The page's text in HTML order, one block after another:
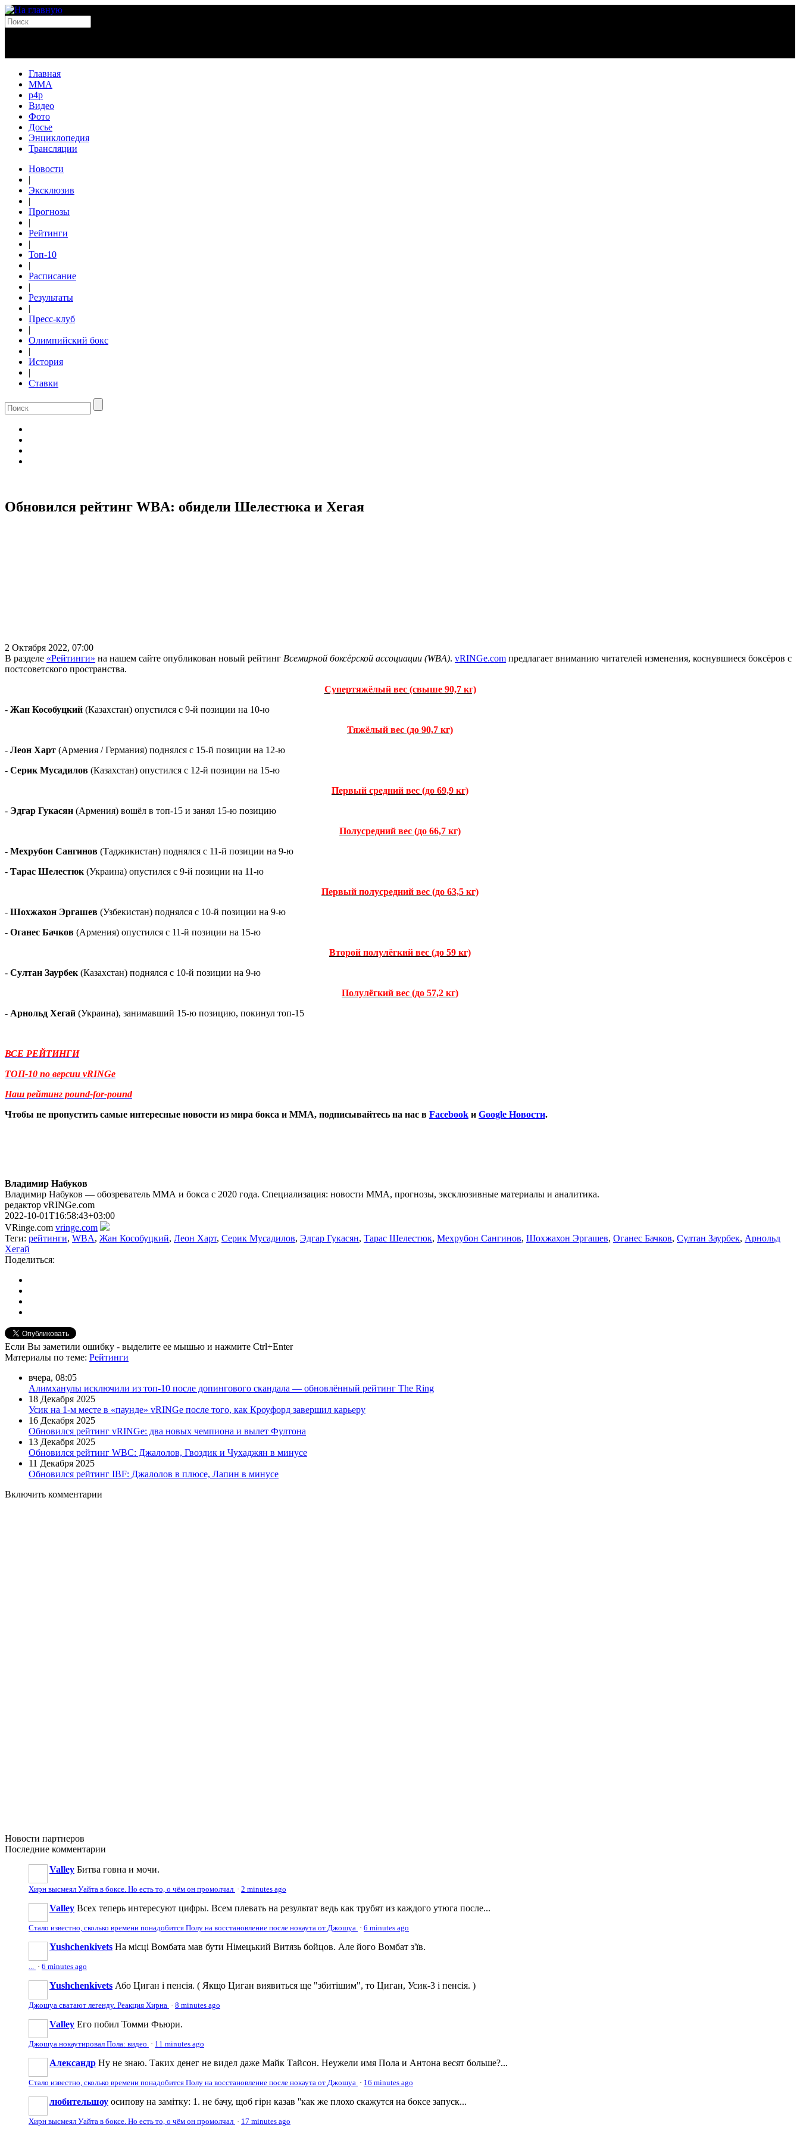
Главная
MMA
p4p
Видео
Фото
Досье
Энциклопедия
Трансляции
Новости
|
Эксклюзив
|
Прогнозы
|
Рейтинги
|
Топ-10
|
Расписание
|
Результаты
|
Пресс-клуб
|
Олимпийский бокс
|
История
|
Ставки
Обновился рейтинг WBA: обидели Шелестюка и Хегая
2 Октября 2022, 07:00
В разделе «Рейтинги» на нашем сайте опубликован новый рейтинг Всемирной боксёрской ассоциации (WBА). vRINGe.com предлагает вниманию читателей изменения, коснувшиеся боксёров с
постсоветского пространства.
Супертяжёлый вес (свыше 90,7 кг)
- Жан Кособуцкий (Казахстан) опустился с 9-й позиции на 10-ю
Тяжёлый вес (до 90,7 кг)
- Леон Харт (Армения / Германия) поднялся с 15-й позиции на 12-ю
- Серик Мусадилов (Казахстан) опустился с 12-й позиции на 15-ю
Первый средний вес (до 69,9 кг)
- Эдгар Гукасян (Армения) вошёл в топ-15 и занял 15-ю позицию
Полусредний вес (до 66,7 кг)
- Мехрубон Сангинов (Таджикистан) поднялся с 11-й позиции на 9-ю
- Тарас Шелестюк (Украина) опустился с 9-й позиции на 11-ю
Первый полусредний вес (до 63,5 кг)
- Шохжахон Эргашев (Узбекистан) поднялся с 10-й позиции на 9-ю
- Оганес Бачков (Армения) опустился с 11-й позиции на 15-ю
Второй полулёгкий вес (до 59 кг)
- Султан Заурбек (Казахстан) поднялся с 10-й позиции на 9-ю
Полулёгкий вес (до 57,2 кг)
- Арнольд Хегай (Украина), занимавший 15-ю позицию, покинул топ-15
ВСЕ РЕЙТИНГИ
ТОП-10 по версии vRINGe
Наш рейтинг pound-for-pound
Чтобы не пропустить самые интересные новости из мира бокса и ММА, подписывайтесь на нас в Facebook и Google Новости.
Владимир Набуков
Владимир Набуков — обозреватель ММА и бокса с 2020 года. Специализация: новости ММА, прогнозы, эксклюзивные материалы и аналитика.
редактор vRINGe.com
2022-10-01T16:58:43+03:00
VRinge.com vringe.com
Теги: рейтинги, WBA, Жан Кособуцкий, Леон Харт, Серик Мусадилов, Эдгар Гукасян, Тарас Шелестюк, Мехрубон Сангинов, Шохжахон Эргашев, Оганес Бачков, Султан Заурбек, Арнольд
Хегай
Поделиться:
Если Вы заметили ошибку - выделите ее мышью и нажмите Ctrl+Enter
Материалы по теме: Рейтинги
вчера, 08:05
Алимханулы исключили из топ-10 после допингового скандала — обновлённый рейтинг The Ring
18 Декабря 2025
Усик на 1-м месте в «паунде» vRINGe после того, как Кроуфорд завершил карьеру
16 Декабря 2025
Обновился рейтинг vRINGe: два новых чемпиона и вылет Фултона
13 Декабря 2025
Обновился рейтинг WBC: Джалолов, Гвоздик и Чухаджян в минусе
11 Декабря 2025
Обновился рейтинг IBF: Джалолов в плюсе, Лапин в минусе
Включить комментарии
Новости партнеров
Последние комментарии
Valley Битва говна и мочи.
Хирн высмеял Уайта в боксе. Но есть то, о чём он промолчал · 2 minutes ago
Valley Всех теперь интересуют цифры. Всем плевать на результат ведь как трубят из каждого утюга после...
Стало известно, сколько времени понадобится Полу на восстановление после нокаута от Джошуа · 6 minutes ago
Yushchenkivets На місці Вомбата мав бути Німецький Витязь бойцов. Але його Вомбат з'їв.
... · 6 minutes ago
Yushchenkivets Або Циган і пенсія. ( Якщо Циган виявиться ще "збитішим", то Циган, Усик-3 і пенсія. )
Джошуа сватают легенду. Реакция Хирна · 8 minutes ago
Valley Его побил Томми Фьюри.
Джошуа нокаутировал Пола: видео · 11 minutes ago
Александр Ну не знаю. Таких денег не видел даже Майк Тайсон. Неужели имя Пола и Антона весят больше?...
Стало известно, сколько времени понадобится Полу на восстановление после нокаута от Джошуа · 16 minutes ago
любительшоу осипову на замітку: 1. не бачу, щоб гірн казав ''как же плохо скажутся на боксе запуск...
Хирн высмеял Уайта в боксе. Но есть то, о чём он промолчал · 17 minutes ago